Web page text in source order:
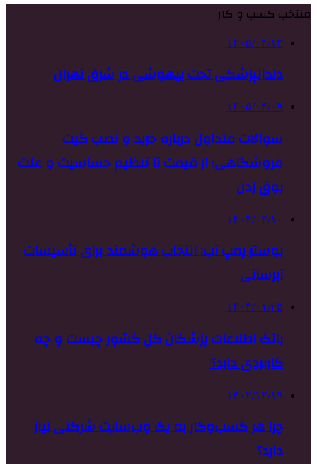
منتخب کسب و کار
۱۴۰۵/۰۴/۱۳
دندانپزشکی تحت بیهوشی در شرق تهران
۱۴۰۵/۰۴/۰۹
سوالات متداول درباره خرید و نصب گیت
فروشگاهی؛ از قیمت تا تنظیم حساسیت و علت
بوق زدن
۱۴۰۴/۰۲/۱۰
بوستر پمپ آب: انتخاب هوشمند برای تأسیسات
آبرسانی
۱۴۰۴/۰۱/۲۵
بانک اطلاعات پزشکان کل کشور چیست و چه
کاربردی دارد؟
۱۴۰۲/۱۲/۱۹
چرا هر کسب‌وکار به یک وب‌سایت شرکتی نیاز
دارد؟